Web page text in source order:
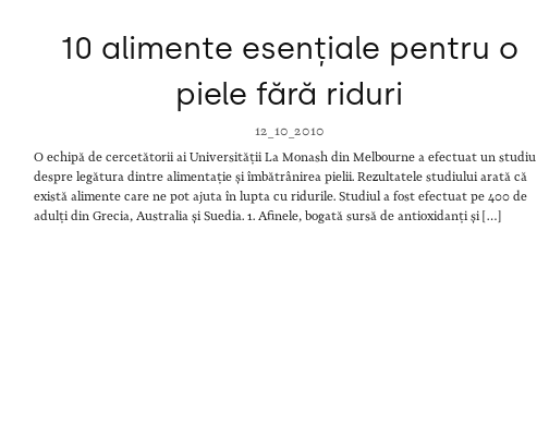
10 alimente esențiale pentru o
piele fără riduri
12_10_2010
O echipă de cercetătorii ai Universității La Monash din Melbourne a efectuat un studiu
despre legătura dintre alimentație și îmbătrânirea pielii. Rezultatele studiului arată că
există alimente care ne pot ajuta în lupta cu ridurile. Studiul a fost efectuat pe 400 de
adulți din Grecia, Australia și Suedia. 1. Afinele, bogată sursă de antioxidanți și […]